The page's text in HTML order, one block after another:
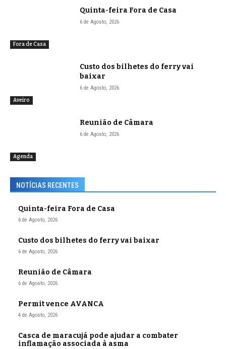
Fora de Casa
Quinta-feira Fora de Casa
6 de Agosto, 2026
Aveiro
Custo dos bilhetes do ferry vai
baixar
6 de Agosto, 2026
Agenda
Reunião de Câmara
6 de Agosto, 2026
NOTÍCIAS RECENTES
Quinta-feira Fora de Casa
6 de Agosto, 2026
Custo dos bilhetes do ferry vai baixar
6 de Agosto, 2026
Reunião de Câmara
6 de Agosto, 2026
Permit vence AVANCA
4 de Agosto, 2026
Casca de maracujá pode ajudar a combater
inflamação associada à asma